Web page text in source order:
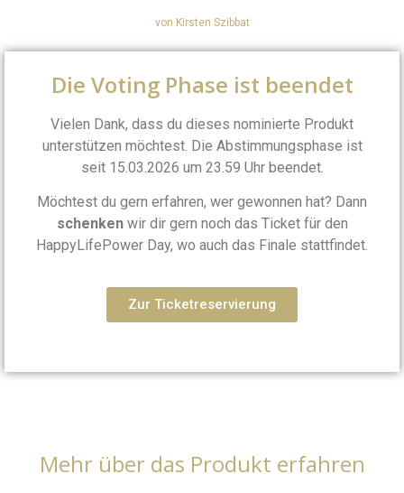
von Kirsten Szibbat
Die Voting Phase ist beendet
Vielen Dank, dass du dieses nominierte Produkt
unterstützen möchtest. Die Abstimmungsphase ist
seit 15.03.2026 um 23.59 Uhr beendet.
Möchtest du gern erfahren, wer gewonnen hat? Dann
schenkenwir dir gern noch das Ticket für den
HappyLifePower Day, wo auch das Finale stattfindet.
Zur Ticketreservierung
Mehr über das Produkt erfahren